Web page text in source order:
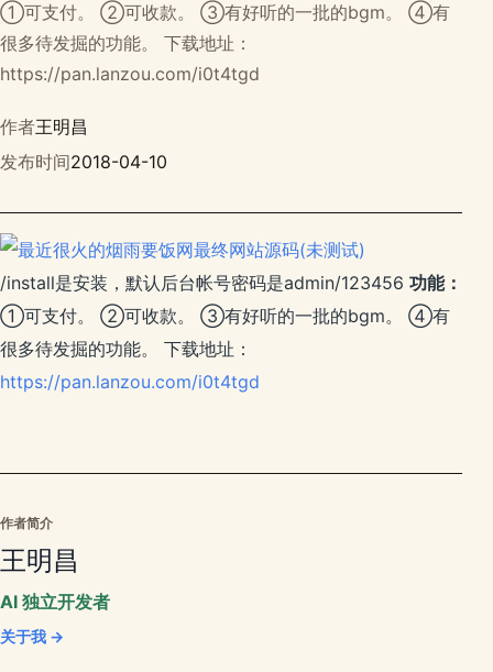
①可支付。 ②可收款。 ③有好听的一批的bgm。 ④有
很多待发掘的功能。 下载地址：
https://pan.lanzou.com/i0t4tgd
作者王明昌
发布时间2018-04-10
/install是安装，默认后台帐号密码是admin/123456 功能：
①可支付。 ②可收款。 ③有好听的一批的bgm。 ④有
很多待发掘的功能。 下载地址：
https://pan.lanzou.com/i0t4tgd
作者简介
王明昌
AI 独立开发者
关于我 →